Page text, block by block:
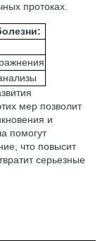
протоках.
мер позволит
и
помогут
что повысит
серьезные